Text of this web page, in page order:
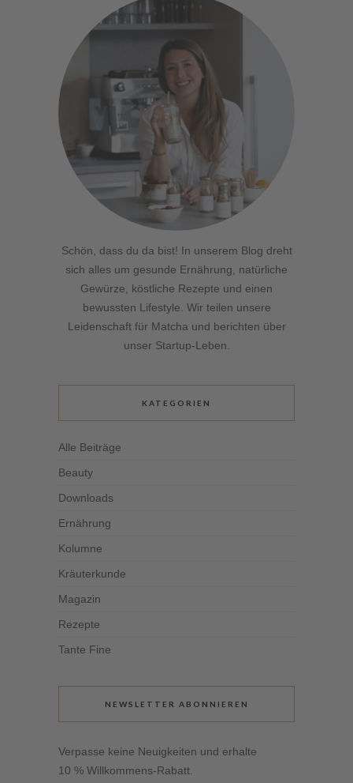
Schön, dass du da bist! In unserem Blog dreht
sich alles um gesunde Ernährung, natürliche
Gewürze, köstliche Rezepte und einen
bewussten Lifestyle. Wir teilen unsere
Leidenschaft für Matcha und berichten über
unser Startup-Leben.
KATEGORIEN
Alle Beiträge
Beauty
Downloads
Ernährung
Kolumne
Kräuterkunde
Magazin
Rezepte
Tante Fine
NEWSLETTER ABONNIEREN
Verpasse keine Neuigkeiten und erhalte
10 % Willkommens-Rabatt.